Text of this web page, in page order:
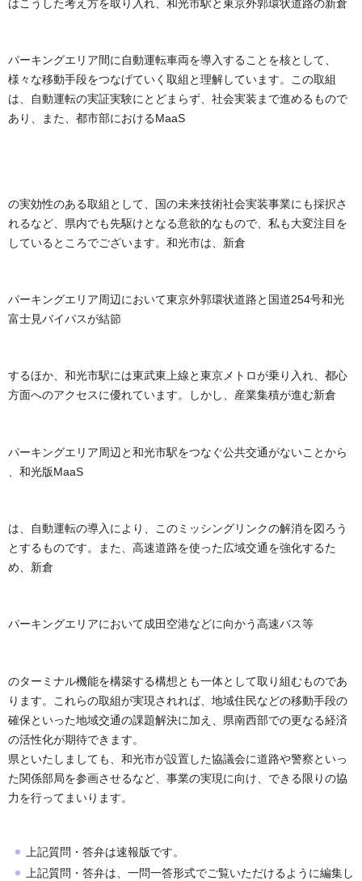
はこうした考え方を取り入れ 、和光市駅と東京外郭環状道路の新倉
パーキングエリア間に自動運転車両を導入することを核として
様々な移動手段をつなげていく 取組と理解しています。
この取組
は、自動運転の実証実験にとどまらず、社会実装まで進めるもので
あり、また、都市部におけるMaaS
の実効性のある取組として 国の未来技術社会実装事業に も採択さ
れるなど、県内でも先駆けとなる意欲的なもので 私も大変注目を
しているところでございます。 和光市は、 新倉
パーキングエリア周辺において東京外郭環状道路と国道254号和光
富士見バイパスが結節
するほか、和光市駅には東武東上線と東京メトロが乗り入れ、都心
方面へのアクセスに優れています。 しかし、産業集積が進む新倉
パーキングエリア周辺と和光市駅をつなぐ公共交通がないことから
和光版MaaS
は、自動運転の導入により、このミッシングリンクの解消を図ろう
とするものです。
また、高速道路を使った広域交通を強化するた
め、 新倉
パーキングエリアにおいて成田空港などに向かう高速バス等
のターミナル機能を構築する構想と も一体として取り組むものであ
ります。
これらの取組が実現されれば、地域住民などの移動手段の
確保といった地域交通の課題解決に加え、県南西部での更なる経済
の活性化が期待できます。
県といたしましても、和光市が設置した協議会に道路や警察といっ
た関係部局を参画させるなど、事業の実現に向け、できる限りの協
力を行ってまいります。
上記質問・答弁は速報版です。
上記質問・答弁は、一問一答形式でご覧いただけるように編集し